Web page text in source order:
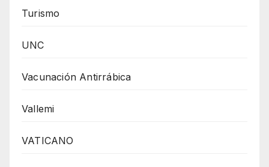
Turismo
UNC
Vacunación Antirrábica
Vallemi
VATICANO